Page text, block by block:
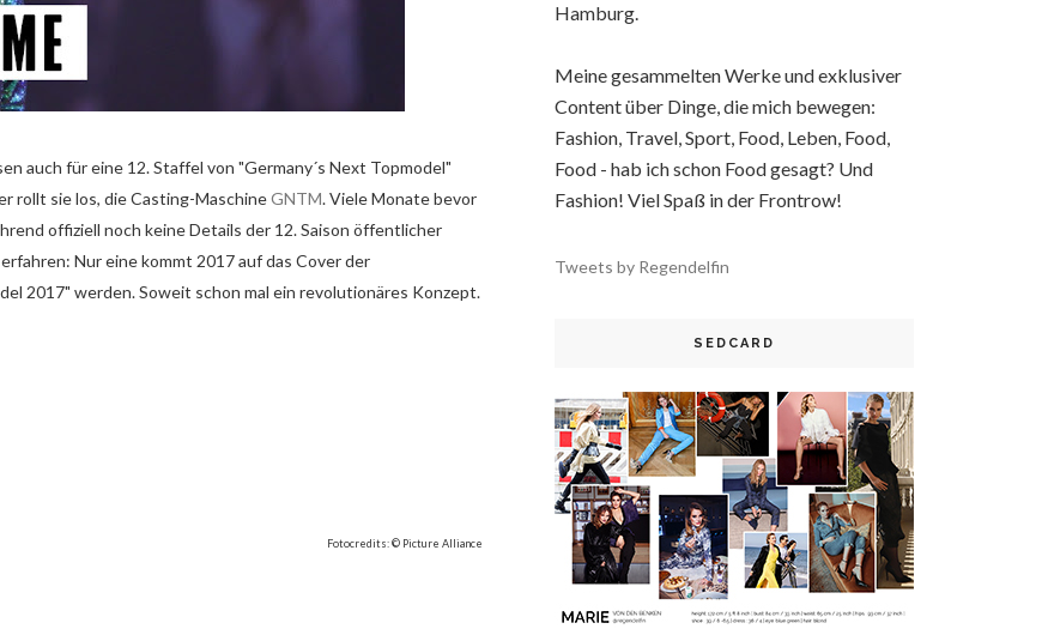
auch für eine 12. Staffel von "Germany´s Next Topmodel"
rollt sie los, die Casting-MaschineGNTM. Viele Monate bevor
offiziell noch keine Details der 12. Saison öffentlicher
Nur eine kommt 2017 auf das Cover der
2017" werden. Soweit schon mal ein revolutionäres Konzept.
Fotocredits: © Picture Alliance
Hamburg.
Meine gesammelten Werke und exklusiver
Content über Dinge, die mich bewegen:
Fashion, Travel, Sport, Food, Leben, Food,
Food - hab ich schon Food gesagt? Und
Fashion! Viel Spaß in der Frontrow!
Tweets by Regendelfin
SEDCARD